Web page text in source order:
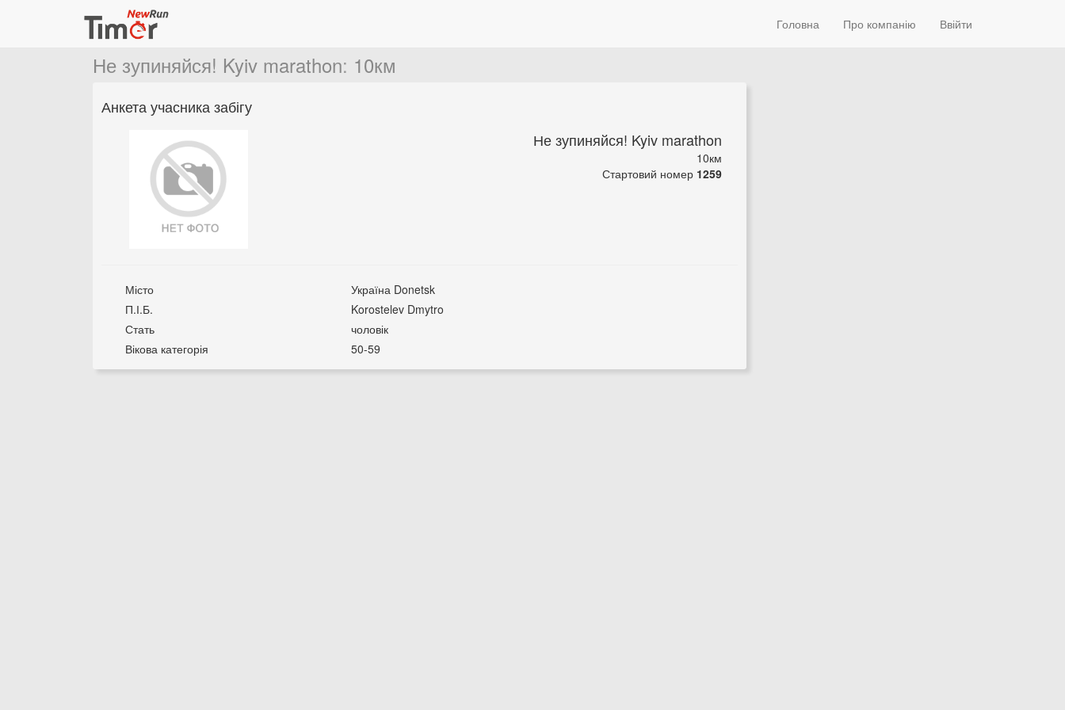
Головна Про компанію Ввійти
Не зупиняйся! Kyiv marathon: 10км
Анкета учасника забігу
Не зупиняйся! Kyiv marathon
10км
Стартовий номер 1259
Місто
Україна Donetsk
П.І.Б.
Korostelev Dmytro
Стать
чоловік
Вікова категорія
50-59